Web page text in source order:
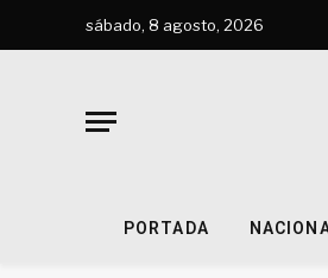
sábado, 8 agosto, 2026
8 Ago 31°C
PORTADA